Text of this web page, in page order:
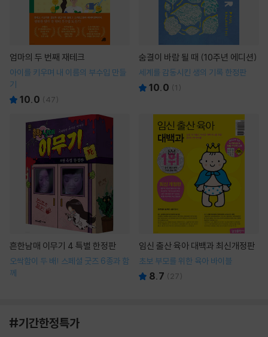
엄마의 두 번째 재테크
아이를 키우며 내 이름의 부수입 만들
기
10.0 (47)
숨결이 바람 될 때 (10주년 에디션)
세계를 감동시킨 생의 기록 한정판
10.0 (1 )
흔한남매 이무기 4 특별 한정판
오싹함이 두 배! 스페셜 굿즈 6종과 함
께
임신 출산 육아 대백과 최신개정판
초보 부모를 위한 육아 바이블
8.7 ( 27)
#기간한정특가